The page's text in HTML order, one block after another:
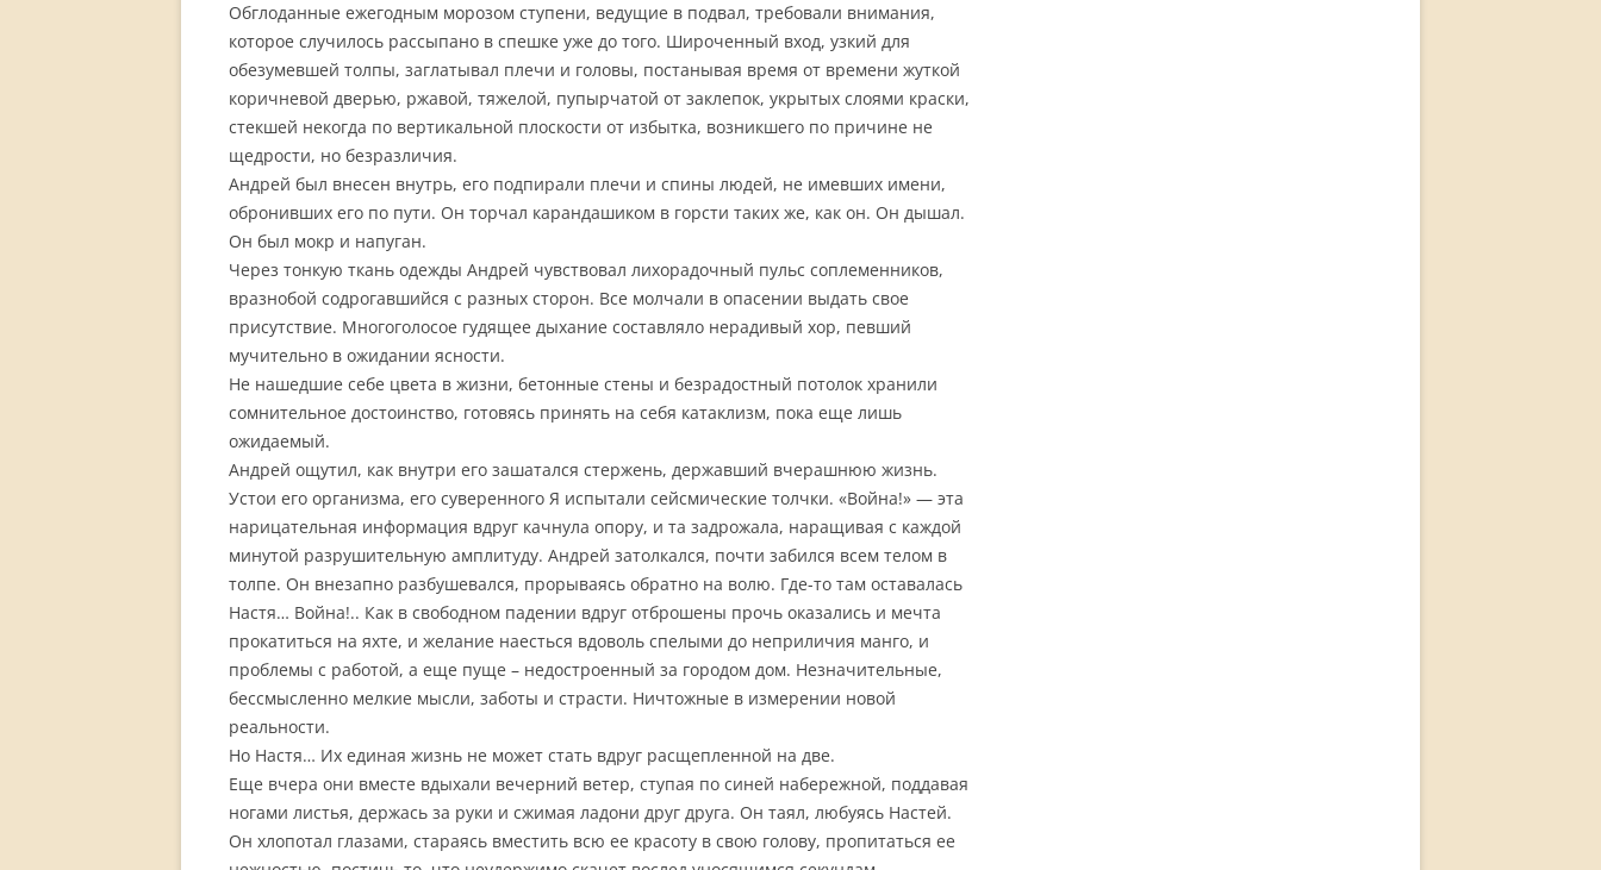
Обглоданные ежегодным морозом ступени, ведущие в подвал, требовали внимания,
которое случилось рассыпано в спешке уже до того. Широченный вход, узкий для
обезумевшей толпы, заглатывал плечи и головы, постанывая время от времени жуткой
коричневой дверью, ржавой, тяжелой, пупырчатой от заклепок, укрытых слоями краски,
стекшей некогда по вертикальной плоскости от избытка, возникшего по причине не
щедрости, но безразличия.
Андрей был внесен внутрь, его подпирали плечи и спины людей, не имевших имени,
обронивших его по пути. Он торчал карандашиком в горсти таких же, как он. Он дышал.
Он был мокр и напуган.
Через тонкую ткань одежды Андрей чувствовал лихорадочный пульс соплеменников,
вразнобой содрогавшийся с разных сторон. Все молчали в опасении выдать свое
присутствие. Многоголосое гудящее дыхание составляло нерадивый хор, певший
мучительно в ожидании ясности.
Не нашедшие себе цвета в жизни, бетонные стены и безрадостный потолок хранили
сомнительное достоинство, готовясь принять на себя катаклизм, пока еще лишь
ожидаемый.
Андрей ощутил, как внутри его зашатался стержень, державший вчерашнюю жизнь.
Устои его организма, его суверенного Я испытали сейсмические толчки. «Война!» — эта
нарицательная информация вдруг качнула опору, и та задрожала, наращивая с каждой
минутой разрушительную амплитуду. Андрей затолкался, почти забился всем телом в
толпе. Он внезапно разбушевался, прорываясь обратно на волю. Где-то там оставалась
Настя… Война!.. Как в свободном падении вдруг отброшены прочь оказались и мечта
прокатиться на яхте, и желание наесться вдоволь спелыми до неприличия манго, и
проблемы с работой, а еще пуще – недостроенный за городом дом. Незначительные,
бессмысленно мелкие мысли, заботы и страсти. Ничтожные в измерении новой
реальности.
Но Настя… Их единая жизнь не может стать вдруг расщепленной на две.
Еще вчера они вместе вдыхали вечерний ветер, ступая по синей набережной, поддавая
ногами листья, держась за руки и сжимая ладони друг друга. Он таял, любуясь Настей.
Он хлопотал глазами, стараясь вместить всю ее красоту в свою голову, пропитаться ее